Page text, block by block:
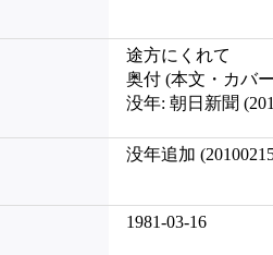
途方にくれて
奥付 (本文・カバ
没年: 朝日新聞
没年追加
1981-03-16